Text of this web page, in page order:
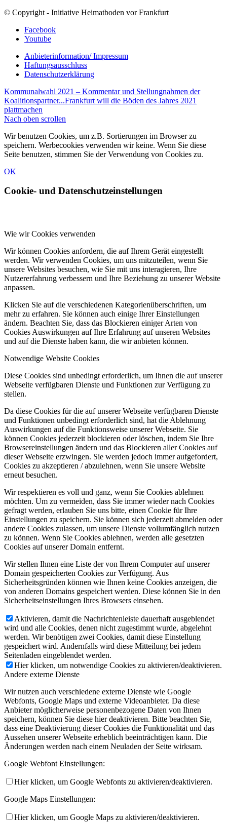
© Copyright - Initiative Heimatboden vor Frankfurt
Facebook
Youtube
Anbieterinformation/ Impressum
Haftungsausschluss
Datenschutzerklärung
Kommunalwahl 2021 – Kommentar und Stellungnahmen der
Koalitionspartner...Frankfurt will die Böden des Jahres 2021
plattmachen
Nach oben scrollen
Wir benutzen Cookies, um z.B. Sortierungen im Browser zu
speichern. Werbecookies verwenden wir keine. Wenn Sie diese
Seite benutzen, stimmen Sie der Verwendung von Cookies zu.
OK
Cookie- und Datenschutzeinstellungen
Wie wir Cookies verwenden
Wir können Cookies anfordern, die auf Ihrem Gerät eingestellt
werden. Wir verwenden Cookies, um uns mitzuteilen, wenn Sie
unsere Websites besuchen, wie Sie mit uns interagieren, Ihre
Nutzererfahrung verbessern und Ihre Beziehung zu unserer Website
anpassen.
Klicken Sie auf die verschiedenen Kategorienüberschriften, um
mehr zu erfahren. Sie können auch einige Ihrer Einstellungen
ändern. Beachten Sie, dass das Blockieren einiger Arten von
Cookies Auswirkungen auf Ihre Erfahrung auf unseren Websites
und auf die Dienste haben kann, die wir anbieten können.
Notwendige Website Cookies
Diese Cookies sind unbedingt erforderlich, um Ihnen die auf unserer
Webseite verfügbaren Dienste und Funktionen zur Verfügung zu
stellen.
Da diese Cookies für die auf unserer Webseite verfügbaren Dienste
und Funktionen unbedingt erforderlich sind, hat die Ablehnung
Auswirkungen auf die Funktionsweise unserer Webseite. Sie
können Cookies jederzeit blockieren oder löschen, indem Sie Ihre
Browsereinstellungen ändern und das Blockieren aller Cookies auf
dieser Webseite erzwingen. Sie werden jedoch immer aufgefordert,
Cookies zu akzeptieren / abzulehnen, wenn Sie unsere Website
erneut besuchen.
Wir respektieren es voll und ganz, wenn Sie Cookies ablehnen
möchten. Um zu vermeiden, dass Sie immer wieder nach Cookies
gefragt werden, erlauben Sie uns bitte, einen Cookie für Ihre
Einstellungen zu speichern. Sie können sich jederzeit abmelden oder
andere Cookies zulassen, um unsere Dienste vollumfänglich nutzen
zu können. Wenn Sie Cookies ablehnen, werden alle gesetzten
Cookies auf unserer Domain entfernt.
Wir stellen Ihnen eine Liste der von Ihrem Computer auf unserer
Domain gespeicherten Cookies zur Verfügung. Aus
Sicherheitsgründen können wie Ihnen keine Cookies anzeigen, die
von anderen Domains gespeichert werden. Diese können Sie in den
Sicherheitseinstellungen Ihres Browsers einsehen.
Aktivieren, damit die Nachrichtenleiste dauerhaft ausgeblendet
wird und alle Cookies, denen nicht zugestimmt wurde, abgelehnt
werden. Wir benötigen zwei Cookies, damit diese Einstellung
gespeichert wird. Andernfalls wird diese Mitteilung bei jedem
Seitenladen eingeblendet werden.
Hier klicken, um notwendige Cookies zu aktivieren/deaktivieren.
Andere externe Dienste
Wir nutzen auch verschiedene externe Dienste wie Google
Webfonts, Google Maps und externe Videoanbieter. Da diese
Anbieter möglicherweise personenbezogene Daten von Ihnen
speichern, können Sie diese hier deaktivieren. Bitte beachten Sie,
dass eine Deaktivierung dieser Cookies die Funktionalität und das
Aussehen unserer Webseite erheblich beeinträchtigen kann. Die
Änderungen werden nach einem Neuladen der Seite wirksam.
Google Webfont Einstellungen:
Hier klicken, um Google Webfonts zu aktivieren/deaktivieren.
Google Maps Einstellungen:
Hier klicken, um Google Maps zu aktivieren/deaktivieren.